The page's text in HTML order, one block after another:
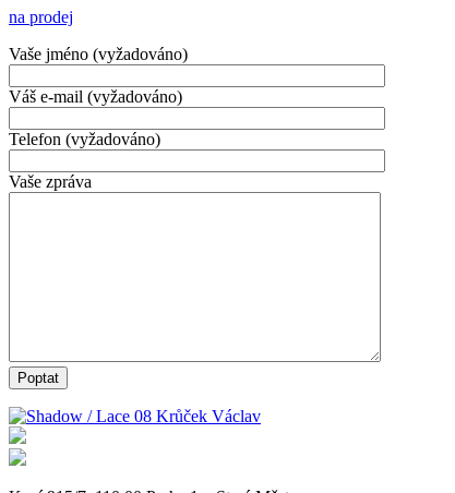
na prodej
Vaše jméno (vyžadováno)
Váš e-mail (vyžadováno)
Telefon (vyžadováno)
Vaše zpráva